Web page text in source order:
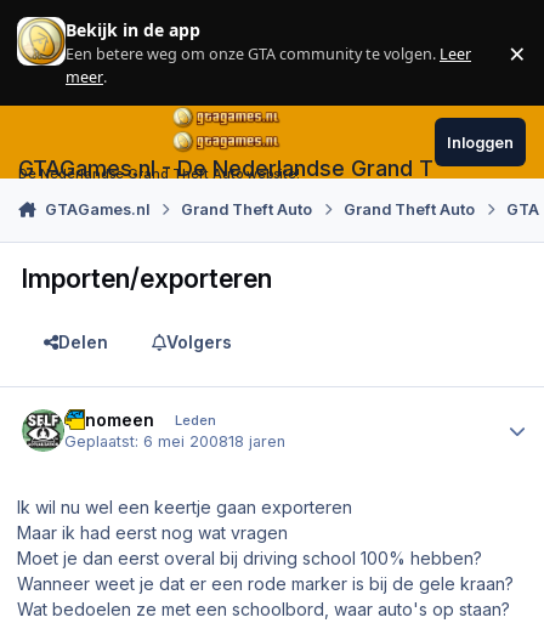
Skip to content
Bekijk in de app
Een betere weg om onze GTA community te volgen. Leer
meer.
×
GTAGames.nl - De Nederlandse Grand Theft Auto
De Nederlandse Grand Theft Auto website!
Inloggen
GTAGames.nl Grand Theft Auto Grand Theft Auto
Importen/exporteren
Delen Volgers
Fenomeen Leden
Geplaatst:6 mei 200818 jaren
Ik wil nu wel een keertje gaan exporteren
Maar ik had eerst nog wat vragen
Moet je dan eerst overal bij driving school 100% hebben?
Wanneer weet je dat er een rode marker is bij de gele kraan?
Wat bedoelen ze met een schoolbord, waar auto's op staan?